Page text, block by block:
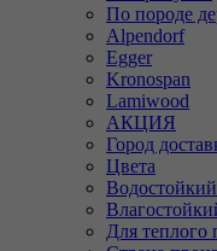
По породе
Alpendorf
Egger
Kronospan
Lamiwood
АКЦИЯ
Город
Цвета
Водостойкий
Для теплого